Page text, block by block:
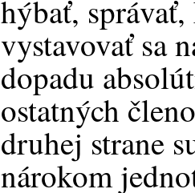
hýbať,
vystavovať sa
dopadu
ostatných
druhej strane
nárokom